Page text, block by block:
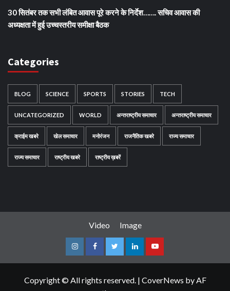
30 सितंबर तक सभी लंबित आवास पूरे करने के निर्देश……. सचिव आवास की
अध्यक्षता में हुई उच्चस्तरीय समीक्षा बैठक
Categories
BLOG SCIENCE SPORTS STORIES TECH
UNCATEGORIZED WORLD अन्तराष्ट्रीय समाचार अन्तराष्ट्रीय समाचार
क्राईम खबरे खेल समाचार मनोरंजन राजनैतिक खबरे राज्य समाचार
राज्य समाचार राष्ट्रीय खबरे राष्ट्रीय ख़बरें
Video Image
InstagramFacebookTwitterLinkedinYoutube
Copyright © All rights reserved. | CoverNews by AF